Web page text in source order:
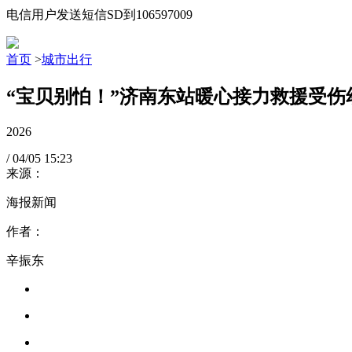
电信用户发送短信SD到106597009
首页 >城市出行
“宝贝别怕！”济南东站暖心接力救援受伤
2026
/ 04/05 15:23
来源：
海报新闻
作者：
辛振东